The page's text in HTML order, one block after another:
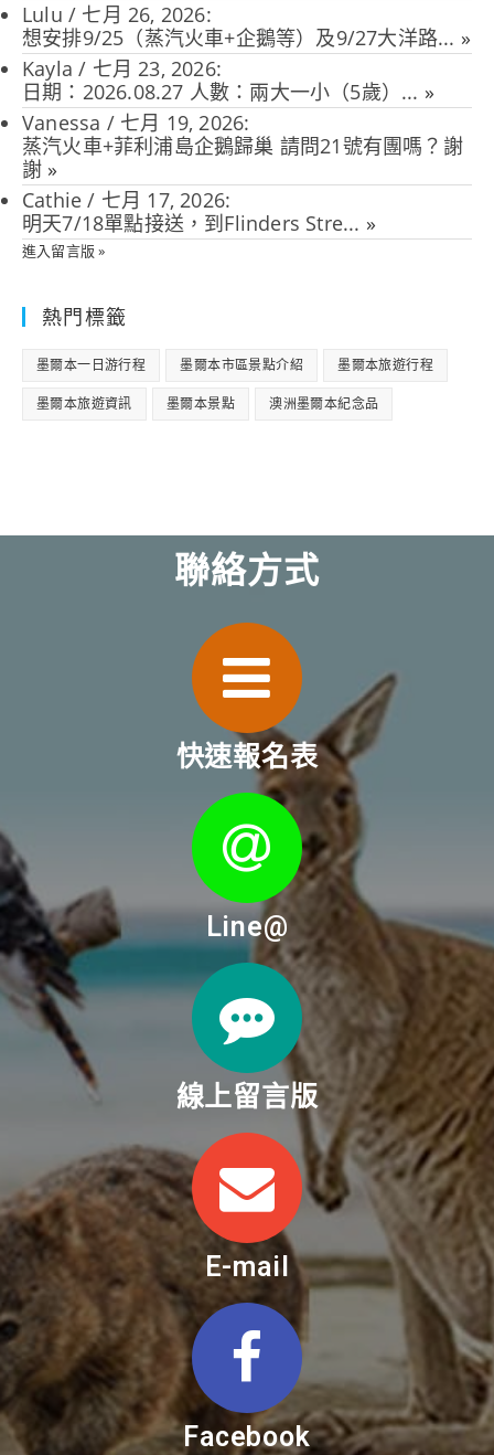
Lulu / 七月 26, 2026:
想安排9/25（蒸汽火車+企鵝等）及9/27大洋路... »
Kayla / 七月 23, 2026:
日期：2026.08.27 人數：兩大一小（5歲）... »
Vanessa / 七月 19, 2026:
蒸汽火車+菲利浦島企鵝歸巢 請問21號有團嗎？謝
謝 »
Cathie / 七月 17, 2026:
明天7/18單點接送，到Flinders Stre... »
進入留言版 »
熱門標籤
墨爾本一日游行程 墨爾本市區景點介紹 墨爾本旅遊行程
墨爾本旅遊資訊 墨爾本景點 澳洲墨爾本紀念品
聯絡方式
快速報名表
Line@
線上留言版
E-mail
Facebook